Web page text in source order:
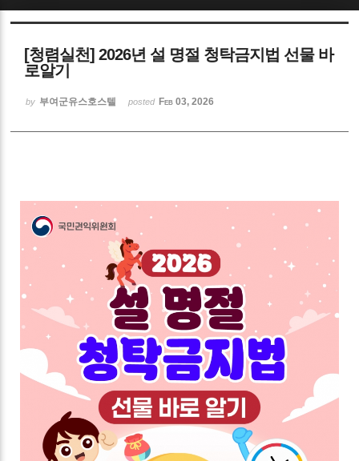
[청렴실천] 2026년 설 명절 청탁금지법 선물 바
로알기
by 부여군유스호스텔 posted Feb 03, 2026
Sketchbook5, 스케치북5